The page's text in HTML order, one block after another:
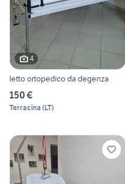
4
letto ortopedico da degenza
150 €
Terracina (LT)